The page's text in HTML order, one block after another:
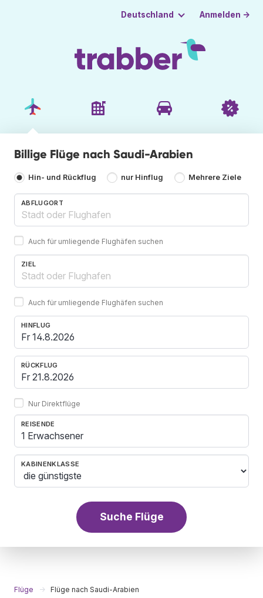
Deutschland Anmelden →
Billige Flüge nach Saudi-Arabien
Hin- und Rückflug nur Hinflug Mehrere Ziele
ABFLUGORT
Auch für umliegende Flughäfen suchen
ZIEL
Auch für umliegende Flughäfen suchen
HINFLUG
RÜCKFLUG
Nur Direktflüge
REISENDE
1 Erwachsener
KABINENKLASSE
Suche Flüge
Flüge Flüge nach Saudi-Arabien